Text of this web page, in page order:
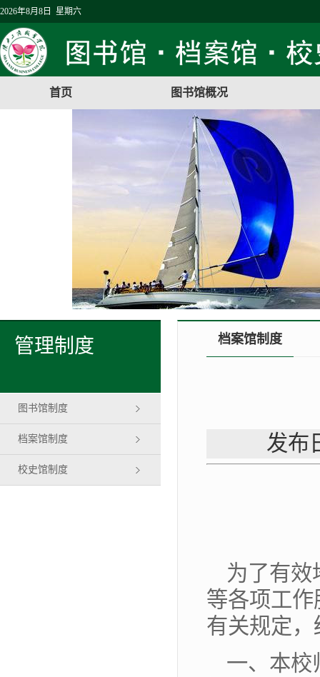
2026年8月8日 星期六
首页 图书馆概况
管理制度
图书馆制度
档案馆制度
校史馆制度
档案馆制度
发
为了有效
等各项工
有关规定
一、本校